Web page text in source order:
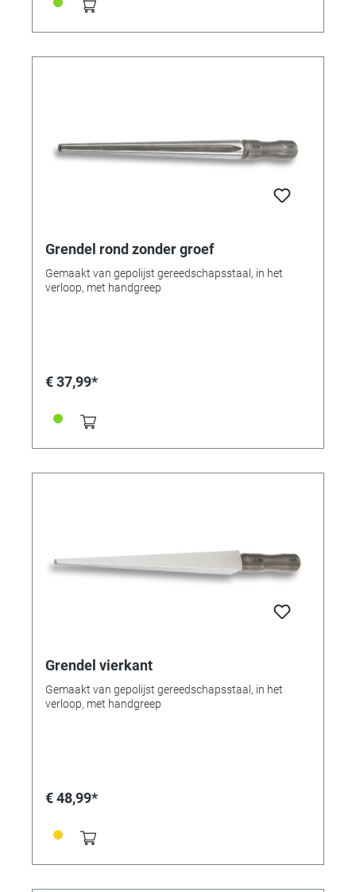
Grendel rond zonder groef
Gemaakt van gepolijst gereedschapsstaal, in het
verloop, met handgreep
€ 37,99*
Grendel vierkant
Gemaakt van gepolijst gereedschapsstaal, in het
verloop, met handgreep
€ 48,99*